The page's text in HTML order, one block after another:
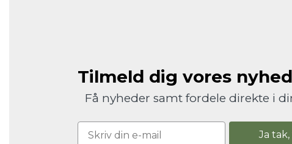
Tilmeld dig vores
Få nyheder samt fordele direkte i
Ja